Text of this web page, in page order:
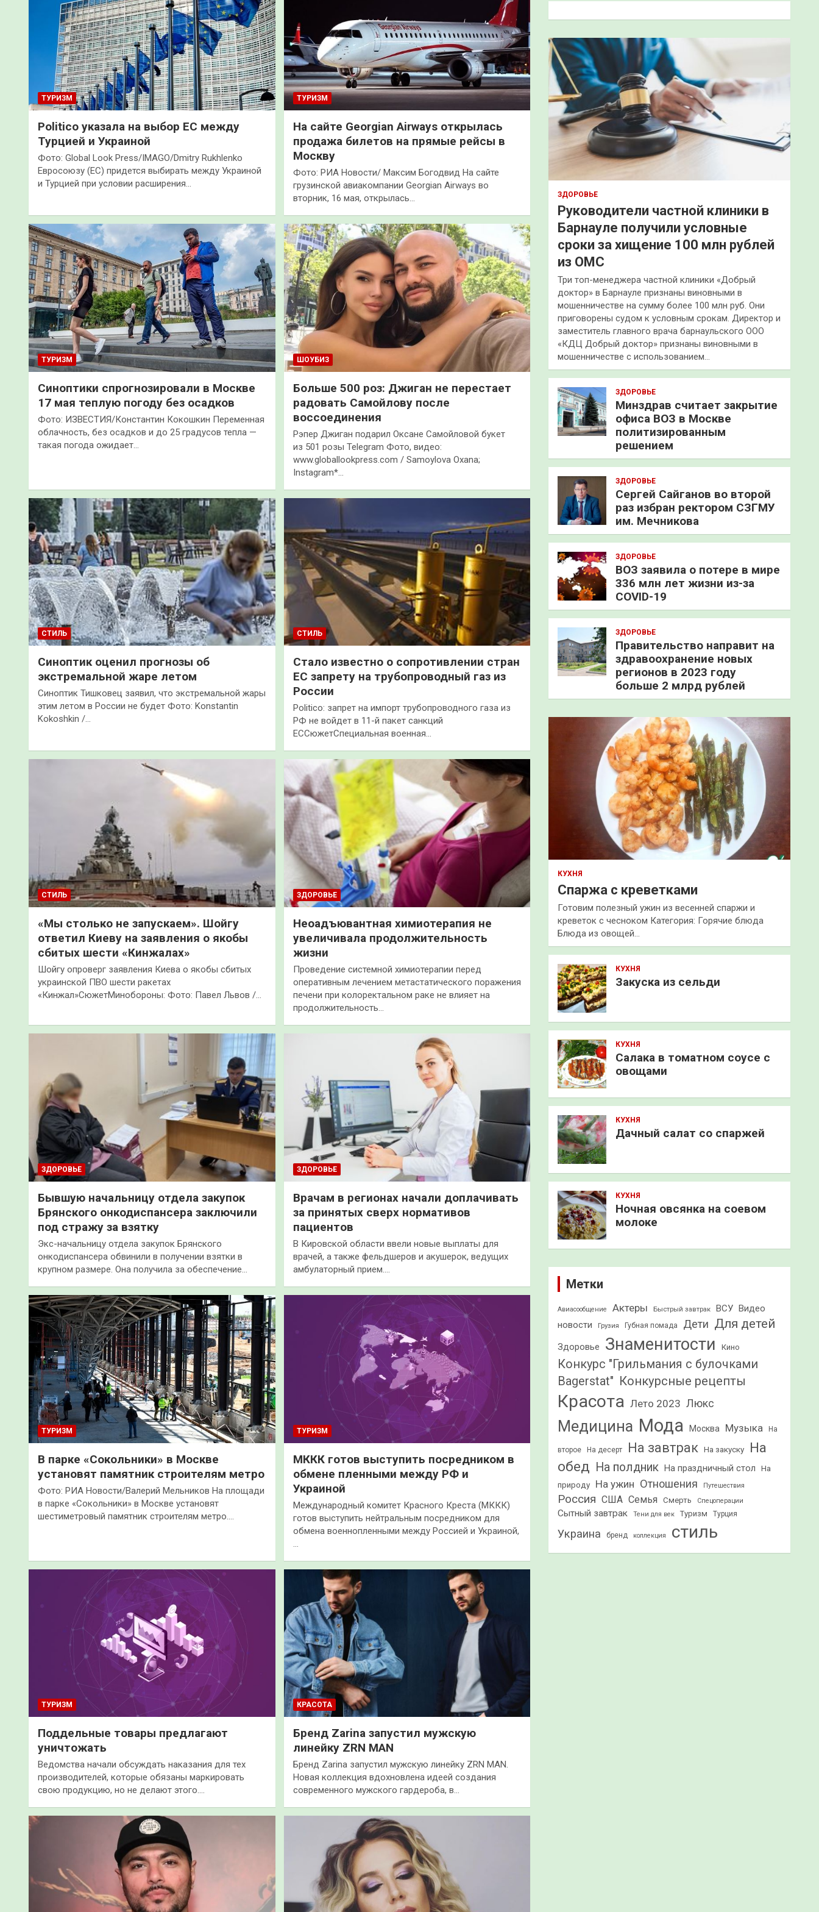
ТУРИЗМ
Politico указала на выбор ЕС между
Турцией и Украиной
Фото: Global Look Press/IMAGO/Dmitry Rukhlenko
Евросоюзу (ЕС) придется выбирать между Украиной
и Турцией при условии расширения…
ТУРИЗМ
На сайте Georgian Airways открылась
продажа билетов на прямые рейсы в
Москву
Фото: РИА Новости/ Максим Богодвид На сайте
грузинской авиакомпании Georgian Airways во
вторник, 16 мая, открылась…
ТУРИЗМ
Синоптики спрогнозировали в Москве
17 мая теплую погоду без осадков
Фото: ИЗВЕСТИЯ/Константин Кокошкин Переменная
облачность, без осадков и до 25 градусов тепла —
такая погода ожидает…
ШОУБИЗ
Больше 500 роз: Джиган не перестает
радовать Самойлову после
воссоединения
Рэпер Джиган подарил Оксане Самойловой букет
из 501 розы Telegram Фото, видео:
www.globallookpress.com / Samoylova Oxana;
Instagram*…
СТИЛЬ
Синоптик оценил прогнозы об
экстремальной жаре летом
Синоптик Тишковец заявил, что экстремальной жары
этим летом в России не будет Фото: Konstantin
Kokoshkin /…
СТИЛЬ
Стало известно о сопротивлении стран
ЕС запрету на трубопроводный газ из
России
Politico: запрет на импорт трубопроводного газа из
РФ не войдет в 11-й пакет санкций
ЕССюжетСпециальная военная…
СТИЛЬ
«Мы столько не запускаем». Шойгу
ответил Киеву на заявления о якобы
сбитых шести «Кинжалах»
Шойгу опроверг заявления Киева о якобы сбитых
украинской ПВО шести ракетах
«Кинжал»СюжетМинобороны: Фото: Павел Львов /…
ЗДОРОВЬЕ
Неоадъювантная химиотерапия не
увеличивала продолжительность
жизни
Проведение системной химиотерапии перед
оперативным лечением метастатического поражения
печени при колоректальном раке не влияет на
продолжительность…
ЗДОРОВЬЕ
Бывшую начальницу отдела закупок
Брянского онкодиспансера заключили
под стражу за взятку
Экс-начальницу отдела закупок Брянского
онкодиспансера обвинили в получении взятки в
крупном размере. Она получила за обеспечение…
ЗДОРОВЬЕ
Врачам в регионах начали доплачивать
за принятых сверх нормативов
пациентов
В Кировской области ввели новые выплаты для
врачей, а также фельдшеров и акушерок, ведущих
амбулаторный прием.…
ТУРИЗМ
В парке «Сокольники» в Москве
установят памятник строителям метро
Фото: РИА Новости/Валерий Мельников На площади
в парке «Сокольники» в Москве установят
шестиметровый памятник строителям метро.…
ТУРИЗМ
МККК готов выступить посредником в
обмене пленными между РФ и
Украиной
Международный комитет Красного Креста (МККК)
готов выступить нейтральным посредником для
обмена военнопленными между Россией и Украиной,
…
ТУРИЗМ
Поддельные товары предлагают
уничтожать
Ведомства начали обсуждать наказания для тех
производителей, которые обязаны маркировать
свою продукцию, но не делают этого.…
КРАСОТА
Бренд Zarina запустил мужскую
линейку ZRN MAN
Бренд Zarina запустил мужскую линейку ZRN MAN.
Новая коллекция вдохновлена идеей создания
современного мужского гардероба, в…
к
ЗДОРОВЬЕ
Руководители частной клиники в
Барнауле получили условные
сроки за хищение 100 млн рублей
из ОМС
Три топ-менеджера частной клиники «Добрый
доктор» в Барнауле признаны виновными в
мошенничестве на сумму более 100 млн руб. Они
приговорены судом к условным срокам. Директор и
заместитель главного врача барнаульского ООО
«КДЦ Добрый доктор» признаны виновными в
мошенничестве с использованием…
ЗДОРОВЬЕ
Минздрав считает закрытие
офиса ВОЗ в Москве
политизированным
решением
ЗДОРОВЬЕ
Сергей Сайганов во второй
раз избран ректором СЗГМУ
им. Мечникова
ЗДОРОВЬЕ
ВОЗ заявила о потере в мире
336 млн лет жизни из-за
COVID-19
ЗДОРОВЬЕ
Правительство направит на
здравоохранение новых
регионов в 2023 году
больше 2 млрд рублей
КУХНЯ
Спаржа с креветками
Готовим полезный ужин из весенней спаржи и
креветок с чесноком Категория: Горячие блюда
Блюда из овощей…
КУХНЯ
Закуска из сельди
КУХНЯ
Салака в томатном соусе с
овощами
КУХНЯ
Дачный салат со спаржей
КУХНЯ
Ночная овсянка на соевом
молоке
Метки
Авиасообщение Актеры Быстрый завтрак ВСУ Видео
новости
Грузия Губная помада Дети Для детей
Здоровье Знаменитости Кино
Конкурс "Грильмания с булочками
Bagerstat" Конкурсные рецепты
Красота Лето 2023 Люкс
Медицина Мода Москва Музыка На
второе На десерт На завтрак На закуску
На
обед На полдник На праздничный стол
На
природу
На ужин Отношения Путешествия
Россия США Семья Смерть Спецоперации
Сытный завтрак Тени для век Туризм Турция
Украина бренд коллекция стиль